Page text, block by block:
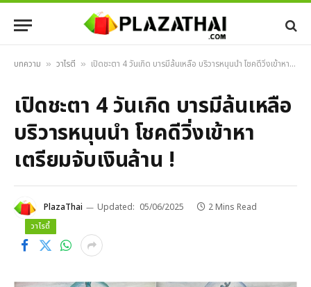
บทความ » วาไรตี้ » เปิดชะตา 4 วันเกิด บารมีล้นเหลือ บริวารหนุนนำ โชคดีวิ่งเข้าหา เตรียมจับเงินล้าน !
เปิดชะตา 4 วันเกิด บารมีล้นเหลือ
บริวารหนุนนำ โชคดีวิ่งเข้าหา
เตรียมจับเงินล้าน !
PlazaThai Updated: 05/06/2025 2 Mins Read
วาไรตี้